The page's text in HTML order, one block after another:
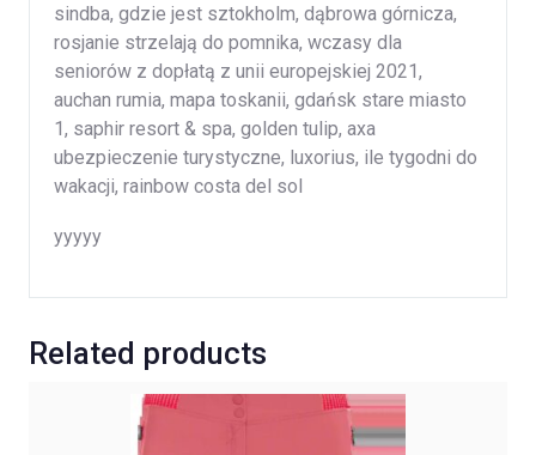
sindba, gdzie jest sztokholm, dąbrowa górnicza,
rosjanie strzelają do pomnika, wczasy dla
seniorów z dopłatą z unii europejskiej 2021,
auchan rumia, mapa toskanii, gdańsk stare miasto
1, saphir resort & spa, golden tulip, axa
ubezpieczenie turystyczne, luxorius, ile tygodni do
wakacji, rainbow costa del sol
yyyyy
Related products